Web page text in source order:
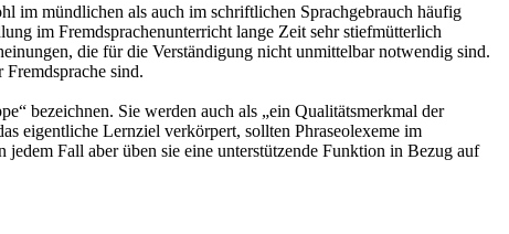
im mündlichen als auch im schriftlichen Sprachgebrauch häufig
im Fremdsprachenunterricht lange Zeit sehr stiefmütterlich
die für die Verständigung nicht unmittelbar notwendig sind.
sind.
bezeichnen. Sie werden auch als „ein Qualitätsmerkmal der
eigentliche Lernziel verkörpert, sollten Phraseolexeme im
Fall aber üben sie eine unterstützende Funktion in Bezug auf